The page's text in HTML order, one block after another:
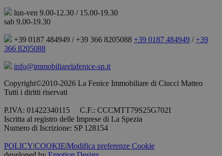
lun-ven 9.00-12.30 / 15.00-19.30
sab 9.00-19.30
+39 0187 484949 / +39 366 8205088 +39 0187 484949 / +39
366 8205088
info@immobiliarelafenice-sp.it
Copyright©2010-2026 La Fenice Immobiliare di Ciucci Matteo
Tutti i diritti riservati
P.IVA: 01422340115 C.F.: CCCMTT79S25G702I
Iscritta al registro delle Imprese di La Spezia
Numero di Iscrizione: SP 128154
POLICY|COOKIE|Modifica preferenze Cookie